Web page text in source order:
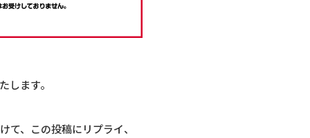
ます。
、この投稿にリプライ、